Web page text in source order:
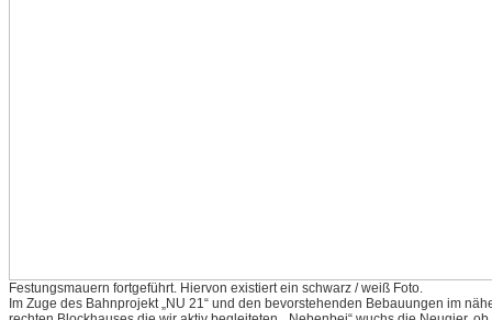
Festungsmauern fortgeführt. Hiervon existiert ein schwarz / weiß Foto.
Im Zuge des Bahnprojekt „NU 21“ und den bevorstehenden Bebauungen im